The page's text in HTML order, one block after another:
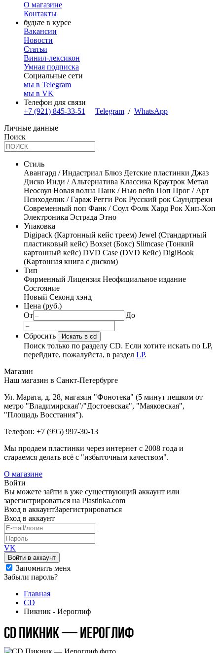
О магазине
Контакты
будьте в курсе
Вакансии
Новости
Статьи
Винил-лексикон
Умная подписка
Социальные сети
мы в Telegram
мы в VK
Телефон для связи
+7 (921) 845-33-51
Telegram / WhatsApp
Личные данные
Поиск
Стиль
Авангард / Индастриал Блюз Детские пластинки Джаз
Диско Инди / Альтернатива Классика Краутрок Метал
Неосоул Новая волна Панк / Нью вейв Поп Прог / Арт
Психоделик / Гараж Регги Рок Русский рок Саундтреки
Современный поп Фанк / Соул Фолк Хард Рок Хип-Хоп
Электроника Эстрада Этно
Упаковка
Digipack (Картонный кейс треем) Jewel (Стандартный
пластиковый кейс) Boxset (Бокс) Slimcase (Тонкий
картонный кейс) DVD Case (DVD Кейс) DigiBook
(Картонная книга с диском)
Тип
Фирменный Лицензия Неофициальное издание
Состояние
Новый Секонд хэнд
Цена (руб.)
От
|До
Сбросить Искать в cd
Поиск только по разделу CD. Если хотите искать по LP,
перейдите, пожалуйста, в раздел LP.
Магазин
Наш магазин в Санкт-Петербурге
Ул. Марата, д. 28, магазин "Фонотека" (5 минут пешком от
метро "Владимирская"/"Достоевская", "Маяковская",
"Площадь Восстания").
Телефон: +7 (995) 997-30-13
Мы продаем пластинки через интернет c 2008 года и
стараемся делать всё с "избыточным качеством".
О магазине
Войти
Вы можете зайти в уже существующий аккаунт или
зарегистрироваться на Plastinka.com
Вход в аккаунтЗарегистрироваться
Вход в аккаунт
VK
Войти в аккаунт
Запомнить меня
Забыли пароль?
Главная
CD
Пикник - Иероглиф
CD Пикник — Иероглиф